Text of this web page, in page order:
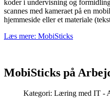
koder i undervisning og
scannes med kameraet på en
hjemmeside eller et materiale
Læs mere: MobiSticks
MobiSticks på
Kategori: Læring med IT -